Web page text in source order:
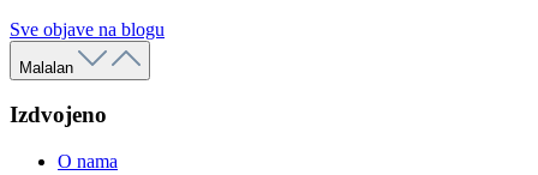
Sve objave na blogu
Malalan
Izdvojeno
O nama